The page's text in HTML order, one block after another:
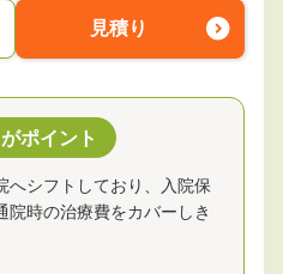
見積り
ポイント
へシフトしており、入院保
時の治療費をカバーしき